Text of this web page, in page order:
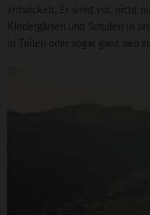
entwickelt. Er sieht vor, nicht
Kindergärten und Schulen in
in Teilen oder sogar ganz neu